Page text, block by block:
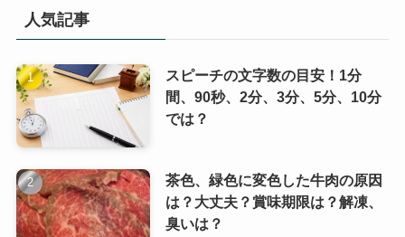
人気記事
スピーチの文字数の目安！1分
間、90秒、2分、3分、5分、10分
では？
茶色、緑色に変色した牛肉の原因
は？大丈夫？賞味期限は？解凍、
臭いは？